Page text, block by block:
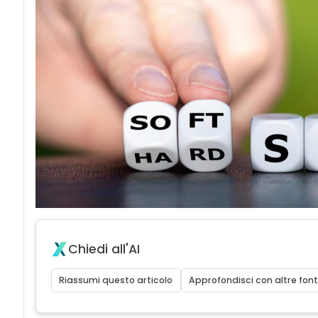
Chiedi all'AI
Riassumi questo articolo Approfondisci con altre